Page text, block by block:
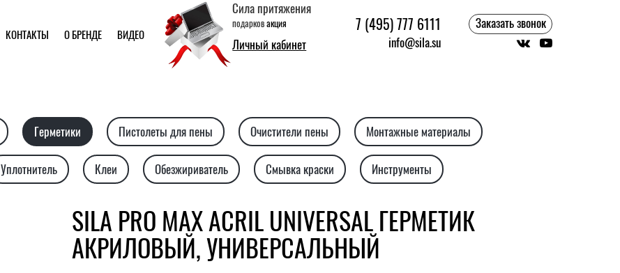
КОНТАКТЫ О БРЕНДЕ ВИДЕО
Сила притяжения
подарковакция
Личный кабинет
7 (495) 777 6111
info@sila.su
Заказать звонок
Герметики Пистолеты для пены Очистители пены Монтажные материалы
Уплотнитель Клеи Обезжириватель Смывка краски Инструменты
SILA PRO MAX ACRIL UNIVERSAL ГЕРМЕТИК
АКРИЛОВЫЙ, УНИВЕРСАЛЬНЫЙ